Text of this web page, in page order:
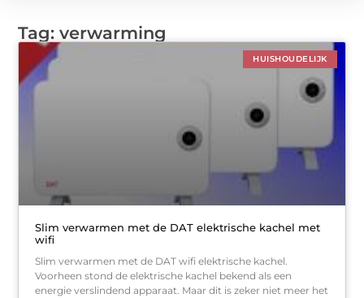
Tag: verwarming
HUISHOUDELIJK
Slim verwarmen met de DAT elektrische kachel met
wifi
Slim verwarmen met de DAT wifi elektrische kachel.
Voorheen stond de elektrische kachel bekend als een
energie verslindend apparaat. Maar dit is zeker niet meer het